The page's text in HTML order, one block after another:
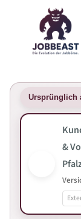
Ursprünglich
&